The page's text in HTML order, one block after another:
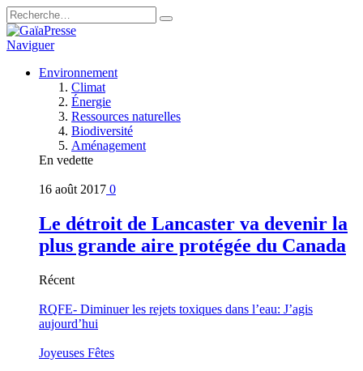
Naviguer
Environnement
Climat
Énergie
Ressources naturelles
Biodiversité
Aménagement
En vedette
16 août 2017 0
Le détroit de Lancaster va devenir la
plus grande aire protégée du Canada
Récent
RQFE- Diminuer les rejets toxiques dans l’eau: J’agis
aujourd’hui
Joyeuses Fêtes